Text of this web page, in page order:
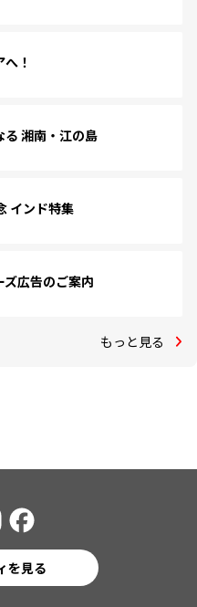
！
湘南・江の島
インド特集
ズ広告のご案内
もっと見る
を見る